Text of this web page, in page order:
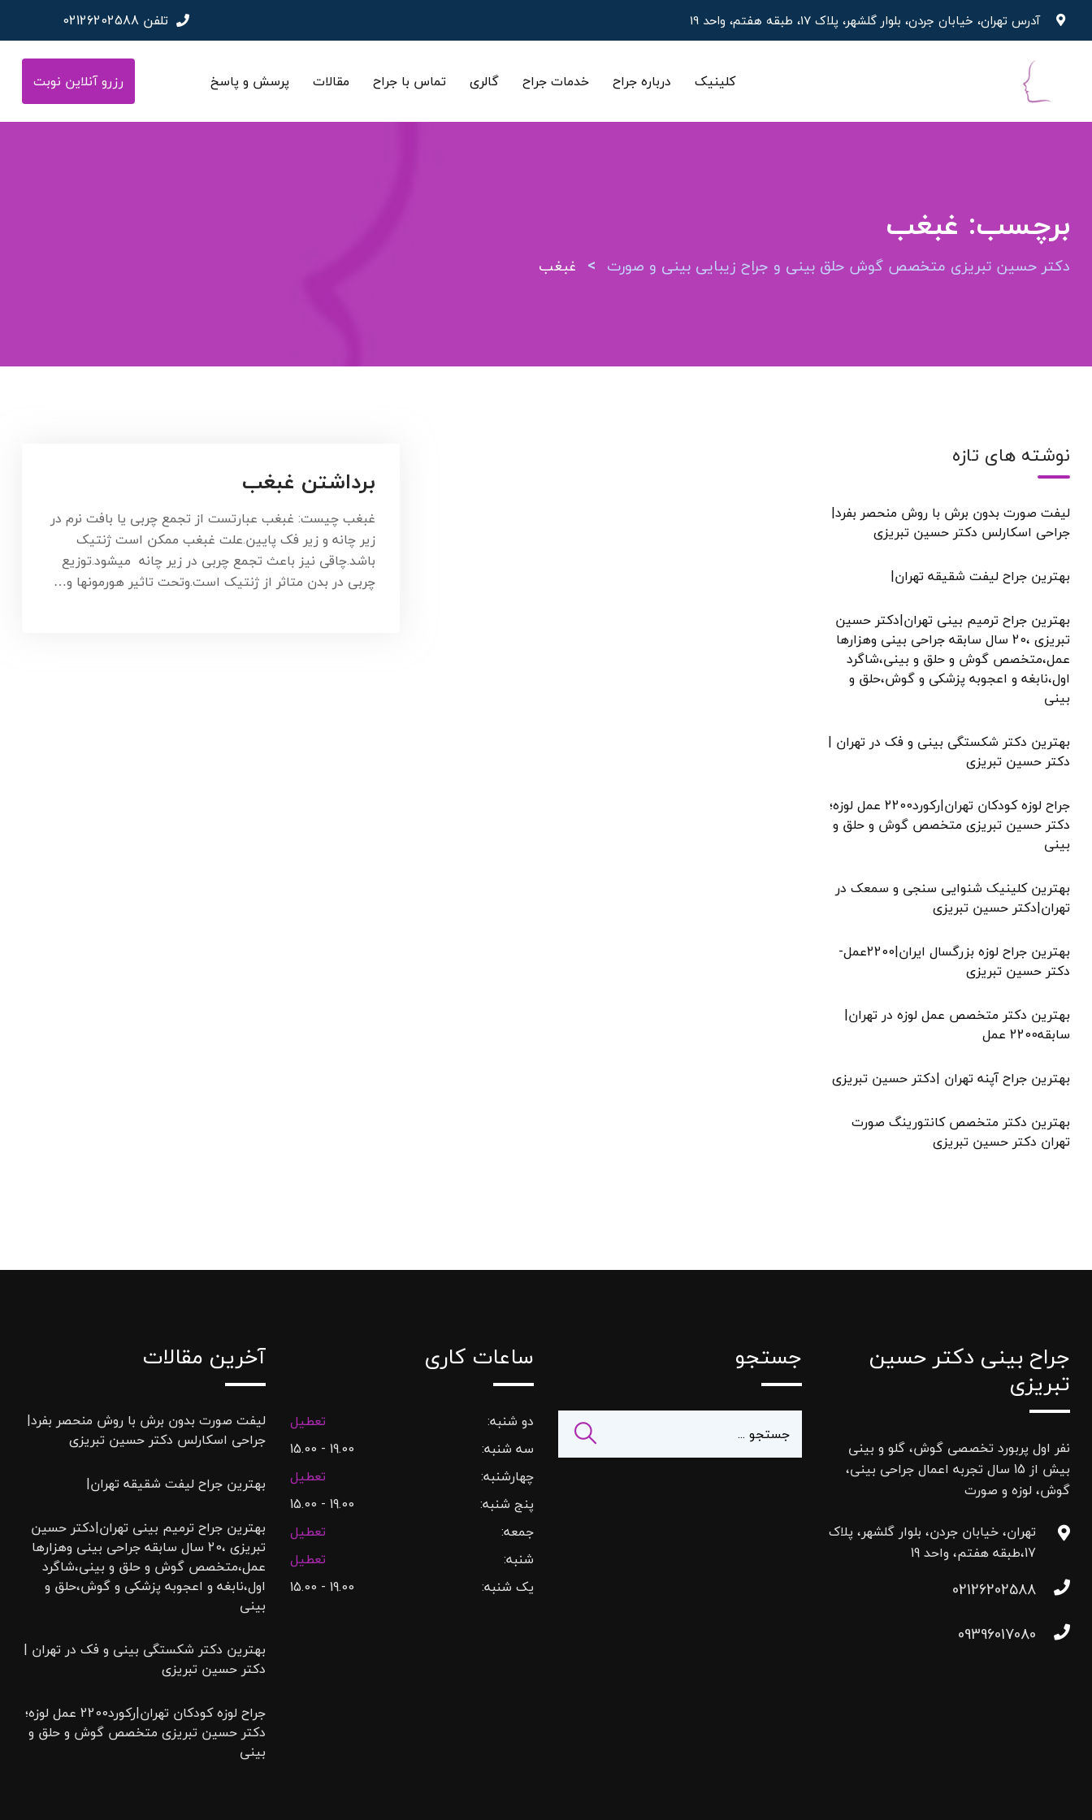
آدرس تهران، خیابان جردن، بلوار گلشهر، پلاک 17، طبقه هفتم، واحد 19 تلفن 02126202588
کلینیک درباره جراح خدمات جراح گالری تماس با جراح مقالات پرسش و پاسخ رزرو آنلاین نوبت
برچسب: غبغب
دکتر حسین تبریزی متخصص گوش حلق بینی و جراح زیبایی بینی و صورت > غبغب
نوشته های تازه
لیفت صورت بدون برش با روش منحصر بفرد|
جراحی اسکارلس دکتر حسین تبریزی
بهترین جراح لیفت شقیقه تهران|
بهترین جراح ترمیم بینی تهران|دکتر حسین
تبریزی ،20 سال سابقه جراحی بینی وهزارها
عمل،متخصص گوش و حلق و بینی،شاگرد
اول،نابغه و اعجوبه پزشکی و گوش،حلق و
بینی
بهترین دکتر شکستگی بینی و فک در تهران |
دکتر حسین تبریزی
جراح لوزه کودکان تهران|رکورد2200 عمل لوزه؛
دکتر حسین تبریزی متخصص گوش و حلق و
بینی
بهترین کلینیک شنوایی سنجی و سمعک در
تهران|دکتر حسین تبریزی
بهترین جراح لوزه بزرگسال ایران|2200عمل-
دکتر حسین تبریزی
بهترین دکتر متخصص عمل لوزه در تهران|
سابقه2200 عمل
بهترین جراح آپنه تهران |دکتر حسین تبریزی
بهترین دکتر متخصص کانتورینگ صورت
تهران دکتر حسین تبریزی
برداشتن غبغب
غبغب چیست: غبغب عبارتست از تجمع چربی یا بافت نرم در
زیر چانه و زیر فک پایین.علت غبغب ممکن است ژنتیک
باشد.چاقی نیز باعث تجمع چربی در زیر چانه میشود.توزیع
چربی در بدن متاثر از ژنتیک است.وتحت تاثیر هورمونها و…
جراح بینی دکتر حسین
تبریزی
نفر اول پربورد تخصصی گوش، گلو و بینی
بیش از 15 سال تجربه اعمال جراحی بینی،
گوش، لوزه و صورت
تهران، خیابان جردن، بلوار گلشهر، پلاک
17،طبقه هفتم، واحد 19
02126202588
09396017080
جستجو ساعات کاری
دو شنبه:
تعطیل
سه شنبه:
19.00 - 15.00
چهارشنبه:
تعطیل
پنج شنبه:
19.00 - 15.00
جمعه:
تعطیل
شنبه:
تعطیل
یک شنبه:
19.00 - 15.00
آخرین مقالات
لیفت صورت بدون برش با روش منحصر بفرد|
جراحی اسکارلس دکتر حسین تبریزی
بهترین جراح لیفت شقیقه تهران|
بهترین جراح ترمیم بینی تهران|دکتر حسین
تبریزی ،20 سال سابقه جراحی بینی وهزارها
عمل،متخصص گوش و حلق و بینی،شاگرد
اول،نابغه و اعجوبه پزشکی و گوش،حلق و
بینی
بهترین دکتر شکستگی بینی و فک در تهران |
دکتر حسین تبریزی
جراح لوزه کودکان تهران|رکورد2200 عمل لوزه؛
دکتر حسین تبریزی متخصص گوش و حلق و
بینی